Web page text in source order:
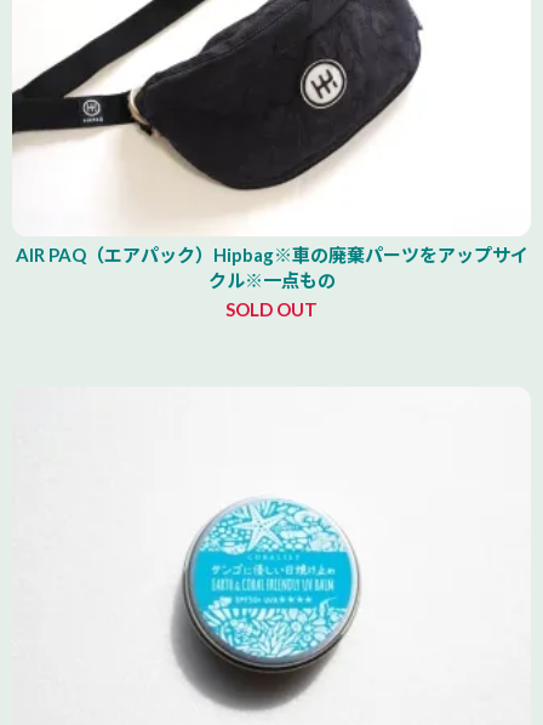
AIR PAQ（エアパック）Hipbag※車の廃棄パーツをアップサイ
クル※一点もの
SOLD OUT